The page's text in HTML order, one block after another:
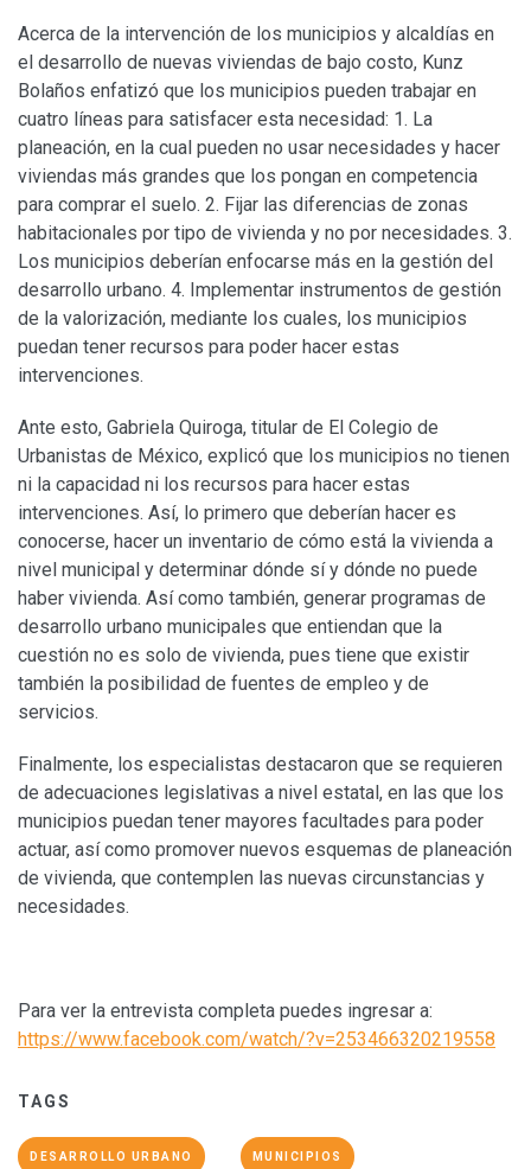
Acerca de la intervención de los municipios y alcaldías en
el desarrollo de nuevas viviendas de bajo costo, Kunz
Bolaños enfatizó que los municipios pueden trabajar en
cuatro líneas para satisfacer esta necesidad: 1. La
planeación, en la cual pueden no usar necesidades y hacer
viviendas más grandes que los pongan en competencia
para comprar el suelo. 2. Fijar las diferencias de zonas
habitacionales por tipo de vivienda y no por necesidades. 3.
Los municipios deberían enfocarse más en la gestión del
desarrollo urbano. 4. Implementar instrumentos de gestión
de la valorización, mediante los cuales, los municipios
puedan tener recursos para poder hacer estas
intervenciones.
Ante esto, Gabriela Quiroga, titular de El Colegio de
Urbanistas de México, explicó que los municipios no tienen
ni la capacidad ni los recursos para hacer estas
intervenciones. Así, lo primero que deberían hacer es
conocerse, hacer un inventario de cómo está la vivienda a
nivel municipal y determinar dónde sí y dónde no puede
haber vivienda. Así como también, generar programas de
desarrollo urbano municipales que entiendan que la
cuestión no es solo de vivienda, pues tiene que existir
también la posibilidad de fuentes de empleo y de
servicios.
Finalmente, los especialistas destacaron que se requieren
de adecuaciones legislativas a nivel estatal, en las que los
municipios puedan tener mayores facultades para poder
actuar, así como promover nuevos esquemas de planeación
de vivienda, que contemplen las nuevas circunstancias y
necesidades.
Para ver la entrevista completa puedes ingresar a:
https://www.facebook.com/watch/?v=253466320219558
TAGS
DESARROLLO URBANO MUNICIPIOS